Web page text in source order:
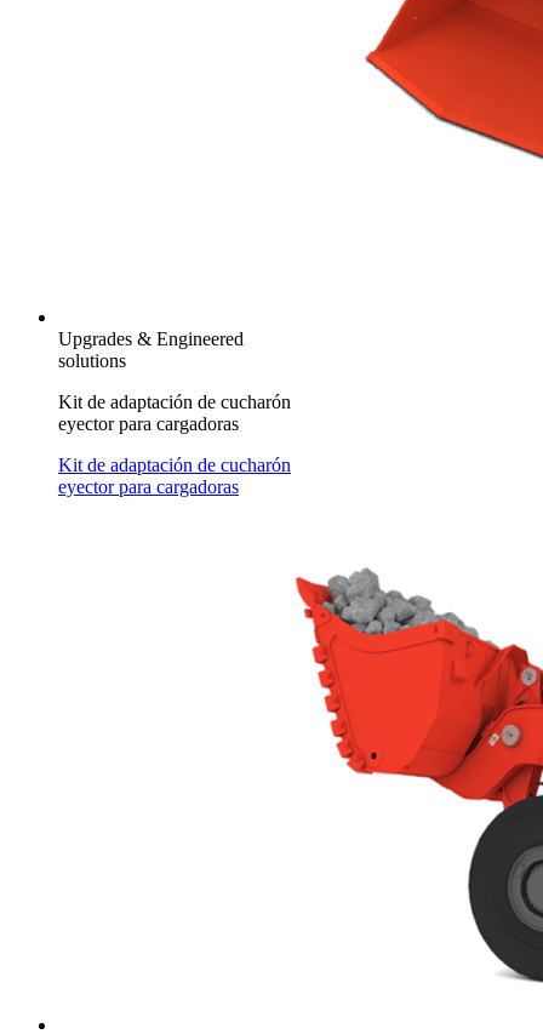
Upgrades & Engineered
solutions
Kit de adaptación de cucharón
eyector para cargadoras
Kit de adaptación de cucharón
eyector para cargadoras